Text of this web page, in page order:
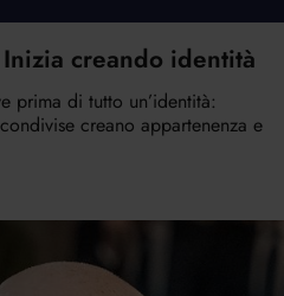
creando identità
prima di tutto un’identità:
creano appartenenza e